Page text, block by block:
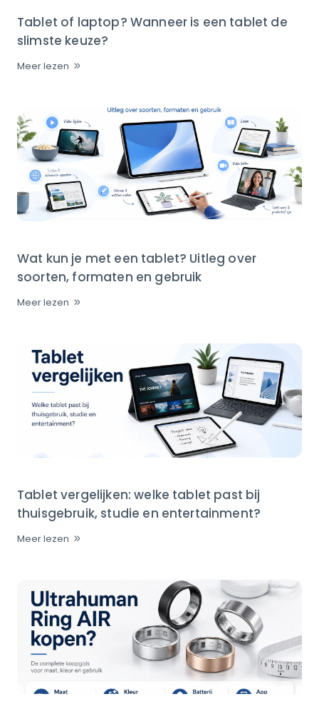
Tablet of laptop? Wanneer is een tablet de
slimste keuze?
Meer lezen
Wat kun je met een tablet? Uitleg over
soorten, formaten en gebruik
Meer lezen
Tablet vergelijken: welke tablet past bij
thuisgebruik, studie en entertainment?
Meer lezen